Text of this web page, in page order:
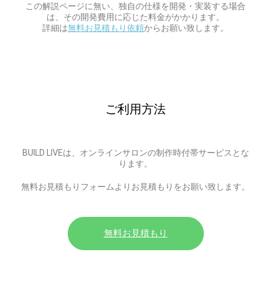
この解説ページに無い、独自の仕様を開発・実装する場合
は、その開発費用に応じた料金がかかります。
詳細は無料お見積もり依頼からお願い致します。
ご利用方法
BUILD LIVEは、オンラインサロンの制作時付帯サービスとな
ります。
無料お見積もりフォームよりお見積もりをお願い致します。
無料お見積もり